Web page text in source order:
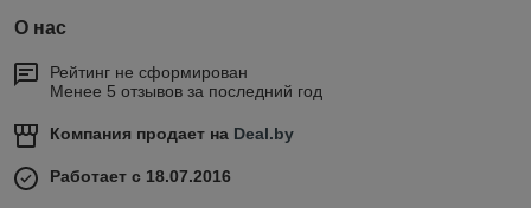
О нас
Рейтинг не сформирован
Менее 5 отзывов за последний год
Компания продает на Deal.by
Работает с 18.07.2016